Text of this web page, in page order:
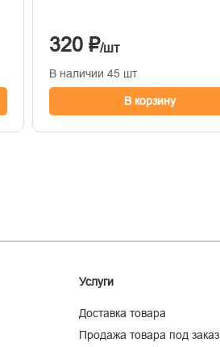
320 ₽/шт
В наличии 45 шт
В корзину
Услуги
Доставка товара
Продажа товара под заказ